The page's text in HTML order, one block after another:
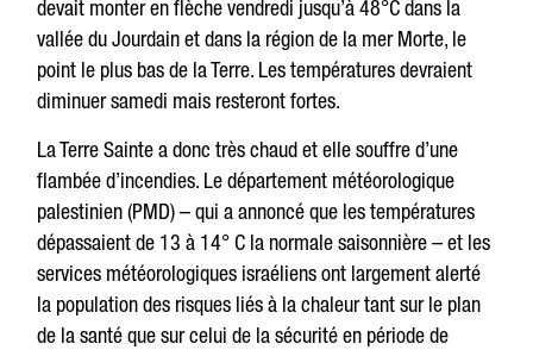
devait monter en flèche vendredi jusqu’à 48°C dans la
vallée du Jourdain et dans la région de la mer Morte, le
point le plus bas de la Terre. Les températures devraient
diminuer samedi mais resteront fortes.
La Terre Sainte a donc très chaud et elle souffre d’une
flambée d’incendies. Le département météorologique
palestinien (PMD) – qui a annoncé que les températures
dépassaient de 13 à 14° C la normale saisonnière – et les
services météorologiques israéliens ont largement alerté
la population des risques liés à la chaleur tant sur le plan
de la santé que sur celui de la sécurité en période de